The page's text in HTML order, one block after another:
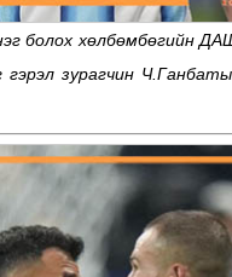
болох хөлбөмбөгийн
зурагчин